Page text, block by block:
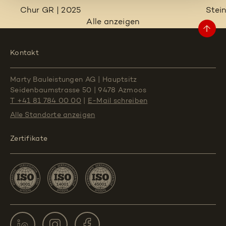
Chur GR | 2025
Alle anzeigen
Kontakt
Marty Bauleistungen AG
Hauptsitz
Seidenbaumstrasse 50
9478 Azmoos
T +41 81 784 00 00
E-Mail schreiben
Alle Standorte anzeigen
Zertifikate